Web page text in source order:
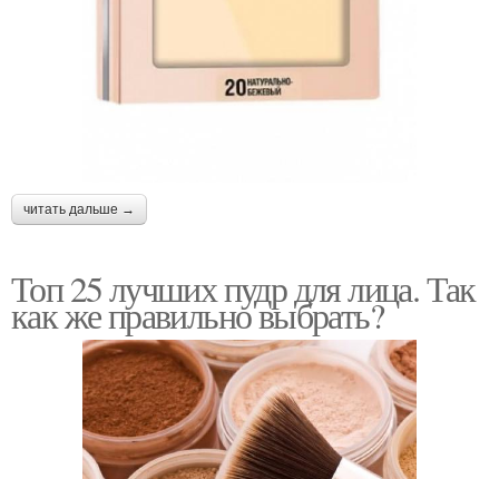
читать дальше →
Топ 25 лучших пудр для лица. Так
как же правильно выбрать?